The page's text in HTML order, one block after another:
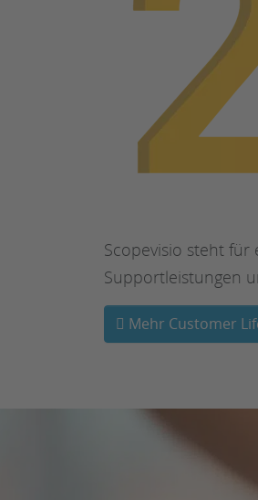
Scopevisio steht für
Supportleistungen
Mehr Customer